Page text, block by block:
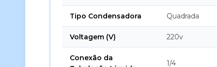
Tipo Condensadora Quadrada
Voltagem (V) 220v
Conexão da
1/4